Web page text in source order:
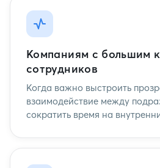
Компаниям с большим
сотрудников
Когда важно выстроить
взаимодействие между
сократить время на